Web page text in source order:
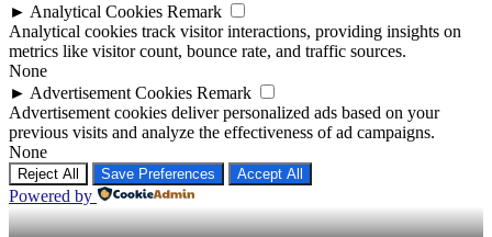
► Analytical Cookies Remark
Analytical cookies track visitor interactions, providing insights on
metrics like visitor count, bounce rate, and traffic sources.
None
► Advertisement Cookies Remark
Advertisement cookies deliver personalized ads based on your
previous visits and analyze the effectiveness of ad campaigns.
None
Reject All Save Preferences Accept All
Powered by